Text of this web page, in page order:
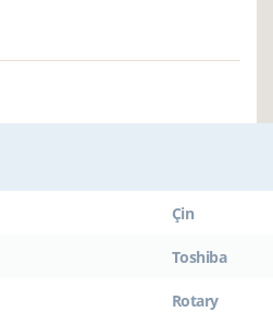
Çin
Toshiba
Rotary